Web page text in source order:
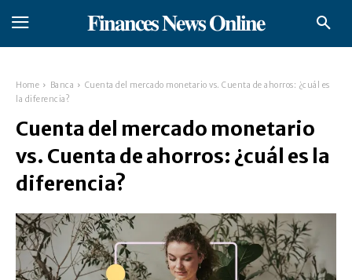
𝐅𝐢𝐧𝐚𝐧𝐜𝐞𝐬 𝐍𝐞𝐰𝐬 𝐎𝐧𝐥𝐢𝐧𝐞
Home Banca
Cuenta del mercado monetario vs. Cuenta de ahorros: ¿cuál es
la diferencia?
Cuenta del mercado monetario
vs. Cuenta de ahorros: ¿cuál es la
diferencia?